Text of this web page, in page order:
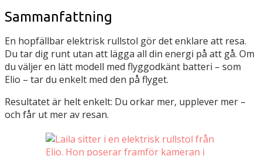
Sammanfattning
En hopfällbar elektrisk rullstol gör det enklare att resa.
Du tar dig runt utan att lägga all din energi på att gå. Om
du väljer en lätt modell med flyggodkänt batteri – som
Elio – tar du enkelt med den på flyget.
Resultatet är helt enkelt: Du orkar mer, upplever mer –
och får ut mer av resan.